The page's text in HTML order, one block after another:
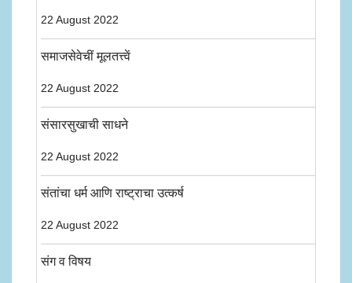
22 August 2022
समाजसेवेचीं मूलतत्त्वें
22 August 2022
संसारसुखाची साधने
22 August 2022
संतांचा धर्म आणि राष्ट्राचा उत्कर्ष
22 August 2022
संग व विषय